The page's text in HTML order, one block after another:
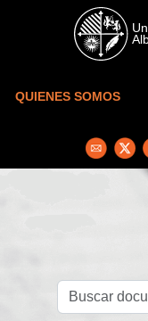
Skip to main content
QUIENES SOMOS